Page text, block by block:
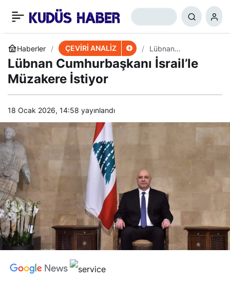
Haberler ÇEVİRİ ANALİZ
Lübnan
Cumhurbaşkanı
İsrail’le Müzakere
Lübnan Cumhurbaşkanı İsrail’le
Müzakere İstiyor
18 Ocak 2026, 14:58 yayınlandı
Aksa Tufanı, İsrail’in
Gücü Kader Değildir
Diyor
+ 0 Paylaş